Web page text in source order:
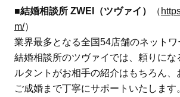
■結婚相談所 ZWEI（ツヴァイ） （
m/）
業界最多となる全国54店舗のネット
結婚相談所のツヴァイでは、頼りにな
ルタントがお相手の紹介はもちろん、
ご成婚まで丁寧にサポートいたします